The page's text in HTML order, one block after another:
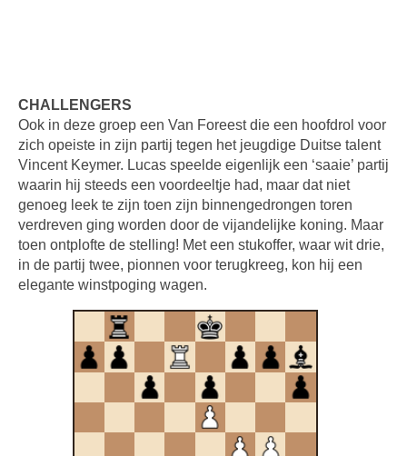
CHALLENGERS
Ook in deze groep een Van Foreest die een hoofdrol voor
zich opeiste in zijn partij tegen het jeugdige Duitse talent
Vincent Keymer. Lucas speelde eigenlijk een ‘saaie’ partij
waarin hij steeds een voordeeltje had, maar dat niet
genoeg leek te zijn toen zijn binnengedrongen toren
verdreven ging worden door de vijandelijke koning. Maar
toen ontplofte de stelling! Met een stukoffer, waar wit drie,
in de partij twee, pionnen voor terugkreeg, kon hij een
elegante winstpoging wagen.